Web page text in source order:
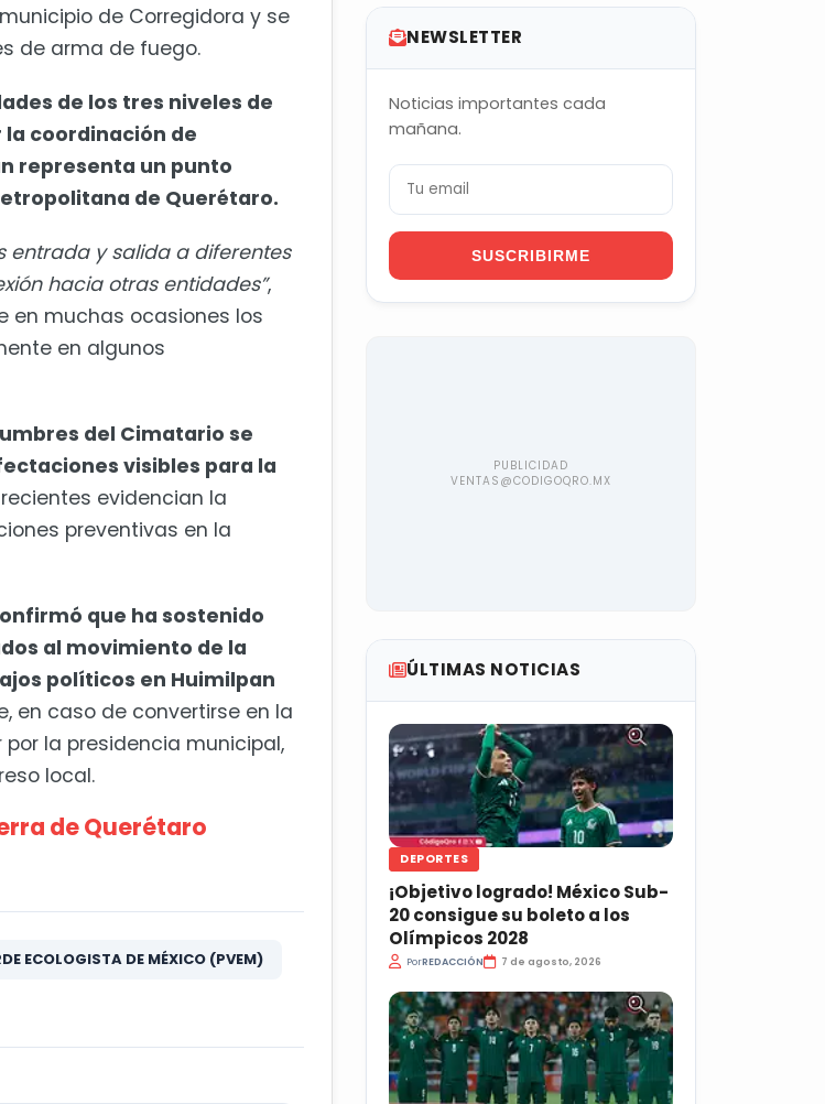
de Corregidora y se
de arma de fuego.
de los tres niveles de
coordinación de
representa un punto
de Querétaro.
entrada y salida a diferentes
hacia otras entidades”,
en muchas ocasiones los
en algunos
del Cimatario se
visibles para la
evidencian la
preventivas en la
que ha sostenido
al movimiento de la
políticos en Huimilpan
en caso de convertirse en la
la presidencia municipal,
local.
de Querétaro
ECOLOGISTA DE MÉXICO (PVEM)
NEWSLETTER
Noticias importantes cada
mañana.
SUSCRIBIRME
ÚLTIMAS NOTICIAS
DEPORTES
¡Objetivo logrado! México Sub-
20 consigue su boleto a los
Olímpicos 2028
PorREDACCIÓN 7 de agosto, 2026